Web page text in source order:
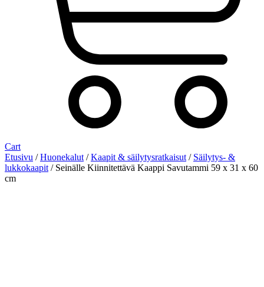
Cart
Etusivu /Huonekalut /Kaapit & säilytysratkaisut / Säilytys- &
lukkokaapit / Seinälle Kiinnitettävä Kaappi Savutammi 59 x 31 x 60
cm